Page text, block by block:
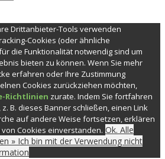
Drittanbieter-Tools verwenden
Cookies (oder ähnliche
die Funktionalität notwendig sind um
bieten zu können. Wenn Sie mehr
erfahren oder Ihre Zustimmung
Cookies zurückziehen möchten,
Richtlinien zurate. Indem Sie fortfahren
B. dieses Banner schließen, einen Link
auf andere Weise fortsetzen, erklären
Cookies einverstanden. Ok. Alle
» Ich bin mit der Verwendung nicht